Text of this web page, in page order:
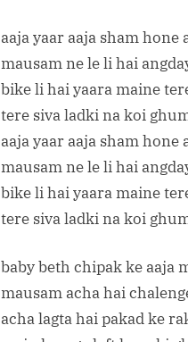
aaja yaar aaja sham hone
mausam ne le li hai
bike li hai yaara maine
tere siva ladki na koi
aaja yaar aaja sham hone
mausam ne le li hai
bike li hai yaara maine
tere siva ladki na koi
baby beth chipak ke aaja
mausam acha hai
acha lagta hai pakad ke